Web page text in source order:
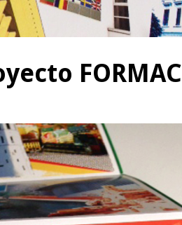
FORMAC